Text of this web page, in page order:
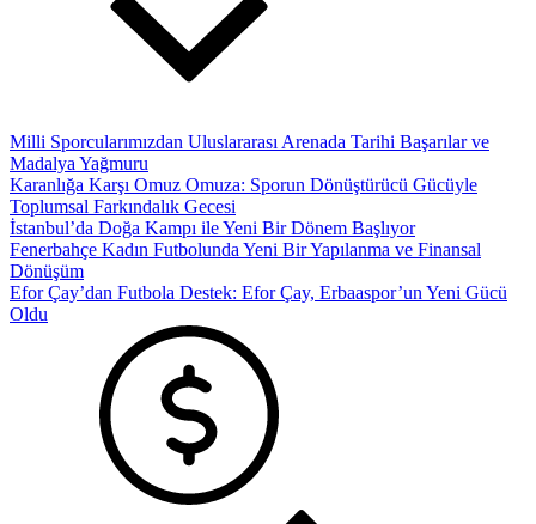
Milli Sporcularımızdan Uluslararası Arenada Tarihi Başarılar ve
Madalya Yağmuru
Karanlığa Karşı Omuz Omuza: Sporun Dönüştürücü Gücüyle
Toplumsal Farkındalık Gecesi
İstanbul’da Doğa Kampı ile Yeni Bir Dönem Başlıyor
Fenerbahçe Kadın Futbolunda Yeni Bir Yapılanma ve Finansal
Dönüşüm
Efor Çay’dan Futbola Destek: Efor Çay, Erbaaspor’un Yeni Gücü
Oldu